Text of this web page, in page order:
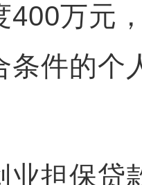
400万元
条件的个
担保贷